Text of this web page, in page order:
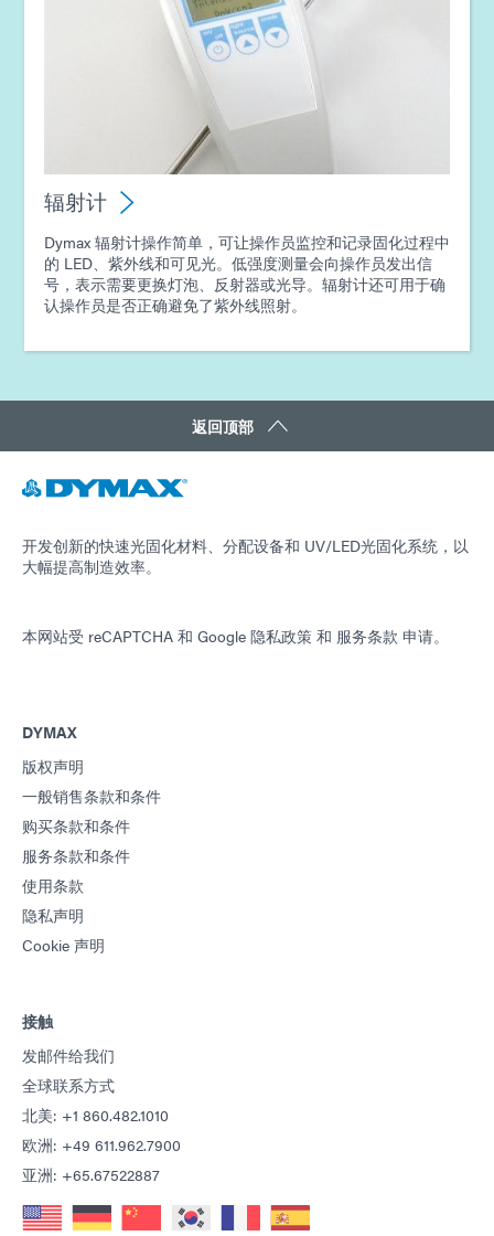
辐射计
Dymax 辐射计操作简单，可让操作员监控和记录固化过程中
的 LED、紫外线和可见光。低强度测量会向操作员发出信
号，表示需要更换灯泡、反射器或光导。辐射计还可用于确
认操作员是否正确避免了紫外线照射。
返回顶部
开发创新的快速光固化材料、分配设备和 UV/LED光固化系统，以
大幅提高制造效率。
本网站受 reCAPTCHA 和 Google 隐私政策 和 服务条款 申请。
DYMAX
版权声明
一般销售条款和条件
购买条款和条件
服务条款和条件
使用条款
隐私声明
Cookie 声明
接触
发邮件给我们
全球联系方式
北美: +1 860.482.1010
欧洲: +49 611.962.7900
亚洲: +65.67522887